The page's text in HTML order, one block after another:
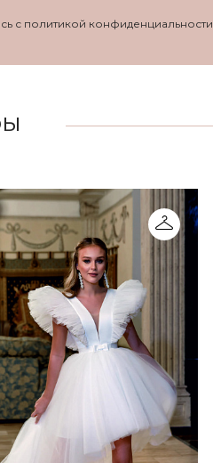
с политикой конфиденциальности